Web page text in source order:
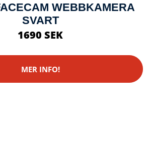
WEBBKAMERA
SVART
1690 SEK
MER INFO!